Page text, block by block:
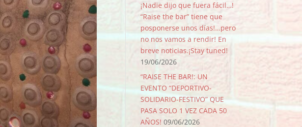
¡Nadie dijo que fuera fácil…!
“Raise the bar” tiene que
posponerse unos días!…pero
no nos vamos a rendir! En
breve noticias.¡Stay tuned!
19/06/2026
“RAISE THE BAR!: UN
EVENTO “DEPORTIVO-
SOLIDARIO-FESTIVO” QUE
PASA SOLO 1 VEZ CADA 50
AÑOS! 09/06/2026